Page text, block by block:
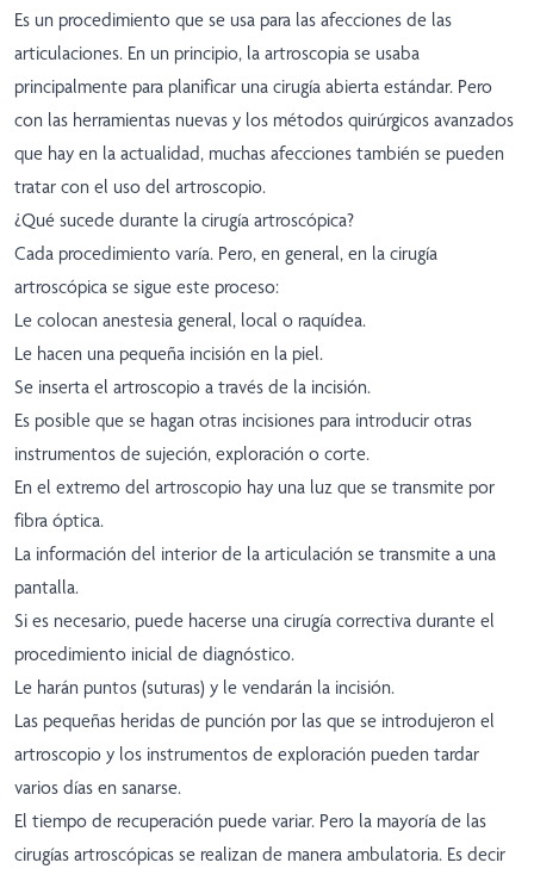
Es un procedimiento que se usa para las afecciones de las
articulaciones. En un principio, la artroscopia se usaba
principalmente para planificar una cirugía abierta estándar. Pero
con las herramientas nuevas y los métodos quirúrgicos avanzados
que hay en la actualidad, muchas afecciones también se pueden
tratar con el uso del artroscopio.
¿Qué sucede durante la cirugía artroscópica?
Cada procedimiento varía. Pero, en general, en la cirugía
artroscópica se sigue este proceso:
Le colocan anestesia general, local o raquídea.
Le hacen una pequeña incisión en la piel.
Se inserta el artroscopio a través de la incisión.
Es posible que se hagan otras incisiones para introducir otras
instrumentos de sujeción, exploración o corte.
En el extremo del artroscopio hay una luz que se transmite por
fibra óptica.
La información del interior de la articulación se transmite a una
pantalla.
Si es necesario, puede hacerse una cirugía correctiva durante el
procedimiento inicial de diagnóstico.
Le harán puntos (suturas) y le vendarán la incisión.
Las pequeñas heridas de punción por las que se introdujeron el
artroscopio y los instrumentos de exploración pueden tardar
varios días en sanarse.
El tiempo de recuperación puede variar. Pero la mayoría de las
cirugías artroscópicas se realizan de manera ambulatoria. Es decir